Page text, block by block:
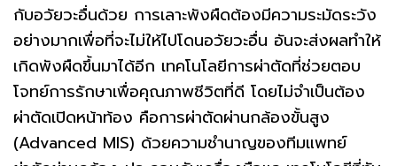
กับอวัยวะอื่นด้วย การเลาะพังผืดต้องมีความระมัดระวัง
อย่างมากเพื่อที่จะไม่ให้ไปโดนอวัยวะอื่น อันจะส่งผลทำให้
เกิดพังผืดขึ้นมาได้อีก เทคโนโลยีการผ่าตัดที่ช่วยตอบ
โจทย์การรักษาเพื่อคุณภาพชีวิตที่ดี โดยไม่จำเป็นต้อง
ผ่าตัดเปิดหน้าท้อง คือการผ่าตัดผ่านกล้องขั้นสูง
(Advanced MIS) ด้วยความชำนาญของทีมแพทย์